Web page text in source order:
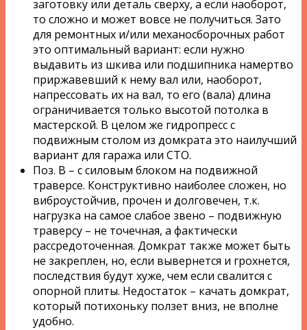
заготовку или деталь сверху, а если наоборот,
то сложно и может вовсе не получиться. Зато
для ремонтных и/или механосборочных работ
это оптимальный вариант: если нужно
выдавить из шкива или подшипника намертво
приржавевший к нему вал или, наоборот,
напрессовать их на вал, то его (вала) длина
ограничивается только высотой потолка в
мастерской. В целом же гидропресс с
подвижным столом из домкрата это наилучший
вариант для гаража или СТО.
Поз. В – с силовым блоком на подвижной
траверсе. Конструктивно наиболее сложен, но
виброустойчив, прочен и долговечен, т.к.
нагрузка на самое слабое звено – подвижную
траверсу – не точечная, а фактически
рассредоточенная. Домкрат также может быть
не закреплен, но, если вывернется и грохнется,
последствия будут хуже, чем если свалится с
опорной плиты. Недостаток – качать домкрат,
который потихоньку ползет вниз, не вполне
удобно.